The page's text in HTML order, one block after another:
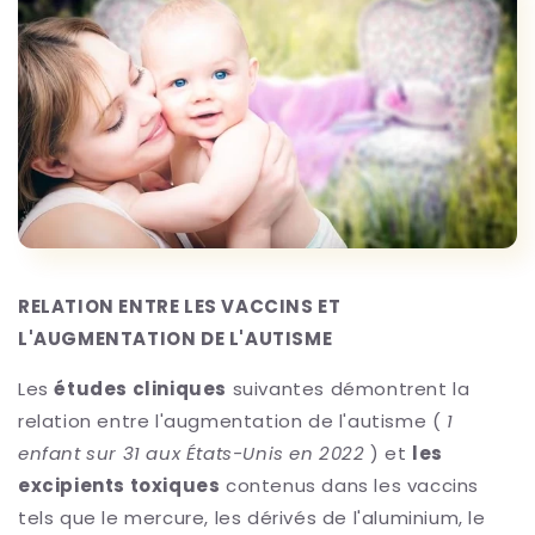
RELATION ENTRE LES VACCINS ET
L'AUGMENTATION DE L'AUTISME
Lesétudes cliniques suivantes démontrent la
relation entre l'augmentation de l'autisme ( 1
enfant sur 31 aux États-Unis en 2022 ) et les
excipients toxiques contenus dans les vaccins
tels que le mercure, les dérivés de l'aluminium, le